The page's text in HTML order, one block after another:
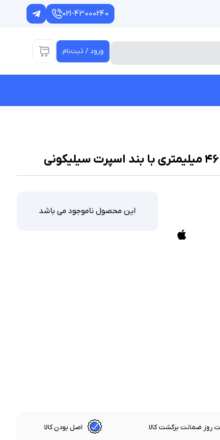
021-43000240
ورود / ثبت‌نام
این محصول ناموجود می باشد
روز ضمانت برگشت کالا اصل بودن کالا